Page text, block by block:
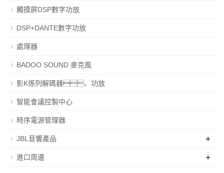
觸摸屏DSP數字功放
DSP+DANTE數字功放
處理器
BADOO SOUND 麥克風
影K係列解碼器、功放
智能會議控製中心
時序電源管理器
JBL音響產品 +
進口周邊 +